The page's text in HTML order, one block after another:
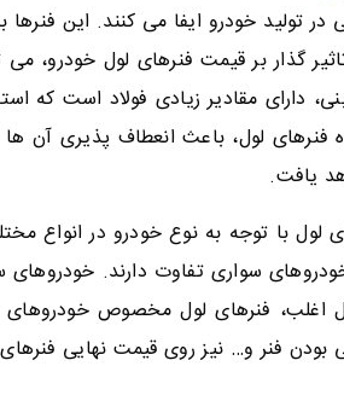
خودرو ایفا می کنند. این فنرها
گذار بر قیمت فنرهای لول خودرو،
دارای مقادیر زیادی فولاد است که
فنرهای لول، باعث انعطاف پذیری آن
یافت.
با توجه به نوع خودرو در انواع
سواری تفاوت دارند.
اغلب، فنرهای لول مخصوص
فنر و… نیز روی قیمت نهایی فنرهای